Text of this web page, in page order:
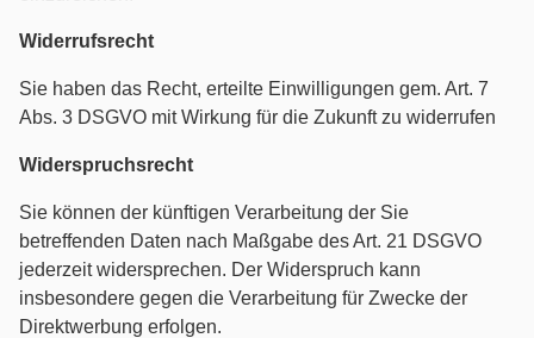
Widerrufsrecht
Sie haben das Recht, erteilte Einwilligungen gem. Art. 7
Abs. 3 DSGVO mit Wirkung für die Zukunft zu widerrufen
Widerspruchsrecht
Sie können der künftigen Verarbeitung der Sie
betreffenden Daten nach Maßgabe des Art. 21 DSGVO
jederzeit widersprechen. Der Widerspruch kann
insbesondere gegen die Verarbeitung für Zwecke der
Direktwerbung erfolgen.